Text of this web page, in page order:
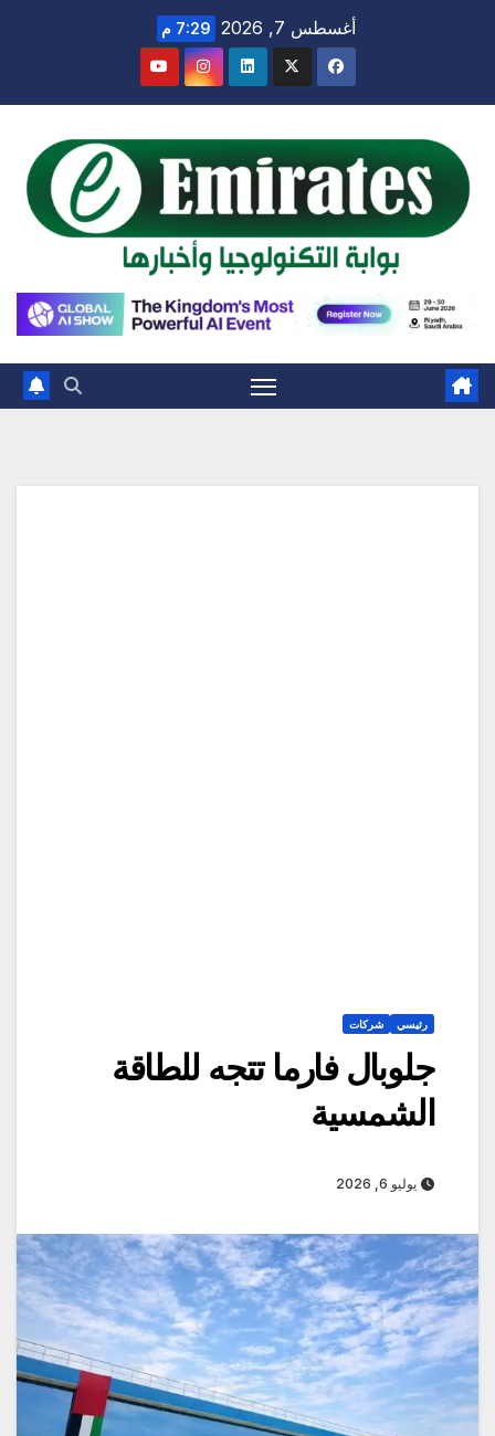
أغسطس 7, 2026 7:29 م
رئيسي شركات
جلوبال فارما تتجه للطاقة
الشمسية
يوليو 6, 2026